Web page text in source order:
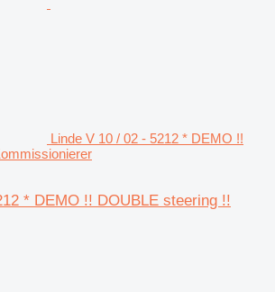
Linde V 10 / 02 - 5212 * DEMO !!
* DEMO !! DOUBLE steering !!